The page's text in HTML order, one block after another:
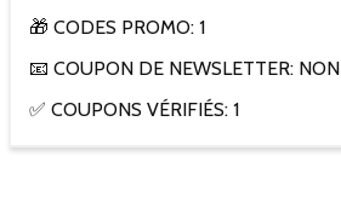
🎁 CODES PROMO: 1
📧 COUPON DE NEWSLETTER: NON
✅ COUPONS VÉRIFIÉS: 1